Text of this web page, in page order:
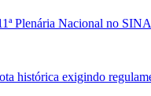
Plenária Nacional no
histórica exigindo